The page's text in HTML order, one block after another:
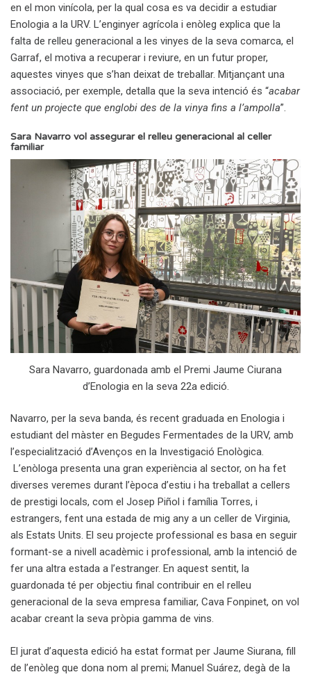
en el mon vinícola, per la qual cosa es va decidir a estudiar
Enologia a la URV. L’enginyer agrícola i enòleg explica que la
falta de relleu generacional a les vinyes de la seva comarca, el
Garraf, el motiva a recuperar i reviure, en un futur proper,
aquestes vinyes que s’han deixat de treballar. Mitjançant una
associació, per exemple, detalla que la seva intenció és “acabar
fent un projecte que englobi des de la vinya fins a l’ampolla”.
Sara Navarro vol assegurar el relleu generacional al celler
familiar
Sara Navarro, guardonada amb el Premi Jaume Ciurana
d’Enologia en la seva 22a edició.
Navarro, per la seva banda, és recent graduada en Enologia i
estudiant del màster en Begudes Fermentades de la URV, amb
l’especialització d’Avenços en la Investigació Enològica.
L’enòloga presenta una gran experiència al sector, on ha fet
diverses veremes durant l’època d’estiu i ha treballat a cellers
de prestigi locals, com el Josep Piñol i família Torres, i
estrangers, fent una estada de mig any a un celler de Virginia,
als Estats Units. El seu projecte professional es basa en seguir
formant-se a nivell acadèmic i professional, amb la intenció de
fer una altra estada a l’estranger. En aquest sentit, la
guardonada té per objectiu final contribuir en el relleu
generacional de la seva empresa familiar, Cava Fonpinet, on vol
acabar creant la seva pròpia gamma de vins.
El jurat d’aquesta edició ha estat format per Jaume Siurana, fill
de l’enòleg que dona nom al premi; Manuel Suárez, degà de la